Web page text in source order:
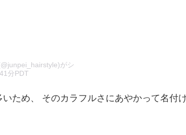
がシ
分PDT
ため、 そのカラフルさにあやかって名付